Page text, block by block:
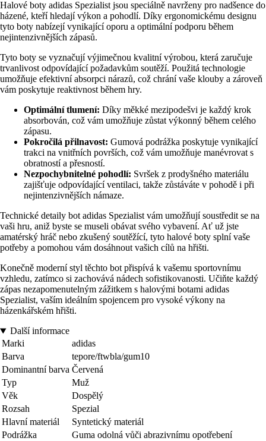
Halové boty adidas Spezialist jsou speciálně navrženy pro nadšence do
házené, kteří hledají výkon a pohodlí. Díky ergonomickému designu
tyto boty nabízejí vynikající oporu a optimální podporu během
nejintenzivnějších zápasů.
Tyto boty se vyznačují výjimečnou kvalitní výrobou, která zaručuje
trvanlivost odpovídající požadavkům soutěží. Použitá technologie
umožňuje efektivní absorpci nárazů, což chrání vaše klouby a zároveň
vám poskytuje reaktivnost během hry.
Optimální tlumení: Díky měkké mezipodešvi je každý krok
absorbován, což vám umožňuje zůstat výkonný během celého
zápasu.
Pokročilá přilnavost: Gumová podrážka poskytuje vynikající
trakci na vnitřních površích, což vám umožňuje manévrovat s
obratností a přesností.
Nezpochybnitelné pohodlí: Svršek z prodyšného materiálu
zajišťuje odpovídající ventilaci, takže zůstáváte v pohodě i při
nejintenzivnějších námaze.
Technické detaily bot adidas Spezialist vám umožňují soustředit se na
vaši hru, aniž byste se museli obávat svého vybavení. Ať už jste
amatérský hráč nebo zkušený soutěžící, tyto halové boty splní vaše
potřeby a pomohou vám dosáhnout vašich cílů na hřišti.
Konečně moderní styl těchto bot přispívá k vašemu sportovnímu
vzhledu, zatímco si zachovává nádech sofistikovanosti. Učiňte každý
zápas nezapomenutelným zážitkem s halovými botami adidas
Spezialist, vaším ideálním spojencem pro vysoké výkony na
házenkářském hřišti.
Další informace
Marki
adidas
Barva
tepore/ftwbla/gum10
Dominantní barva Červená
Typ
Muž
Věk
Dospělý
Rozsah
Spezial
Hlavní materiál
Syntetický materiál
Podrážka
Guma odolná vůči abrazivnímu opotřebení